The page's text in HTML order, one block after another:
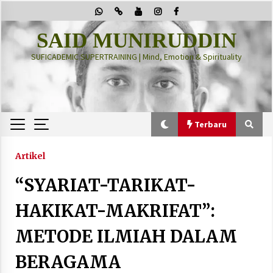
to
content
SAID MUNIRUDDIN
SUFICADEMIC SUPERTRAINING | Mind, Emotion & Spirituality
Terbaru
Terbaru
“Thuma’ninah”: Cara Agama Meregulasi Jiwa
2 months ago
2 months ago
Artikel
“SYARIAT-TARIKAT-
HAKIKAT-MAKRIFAT”:
METODE ILMIAH DALAM
BERAGAMA